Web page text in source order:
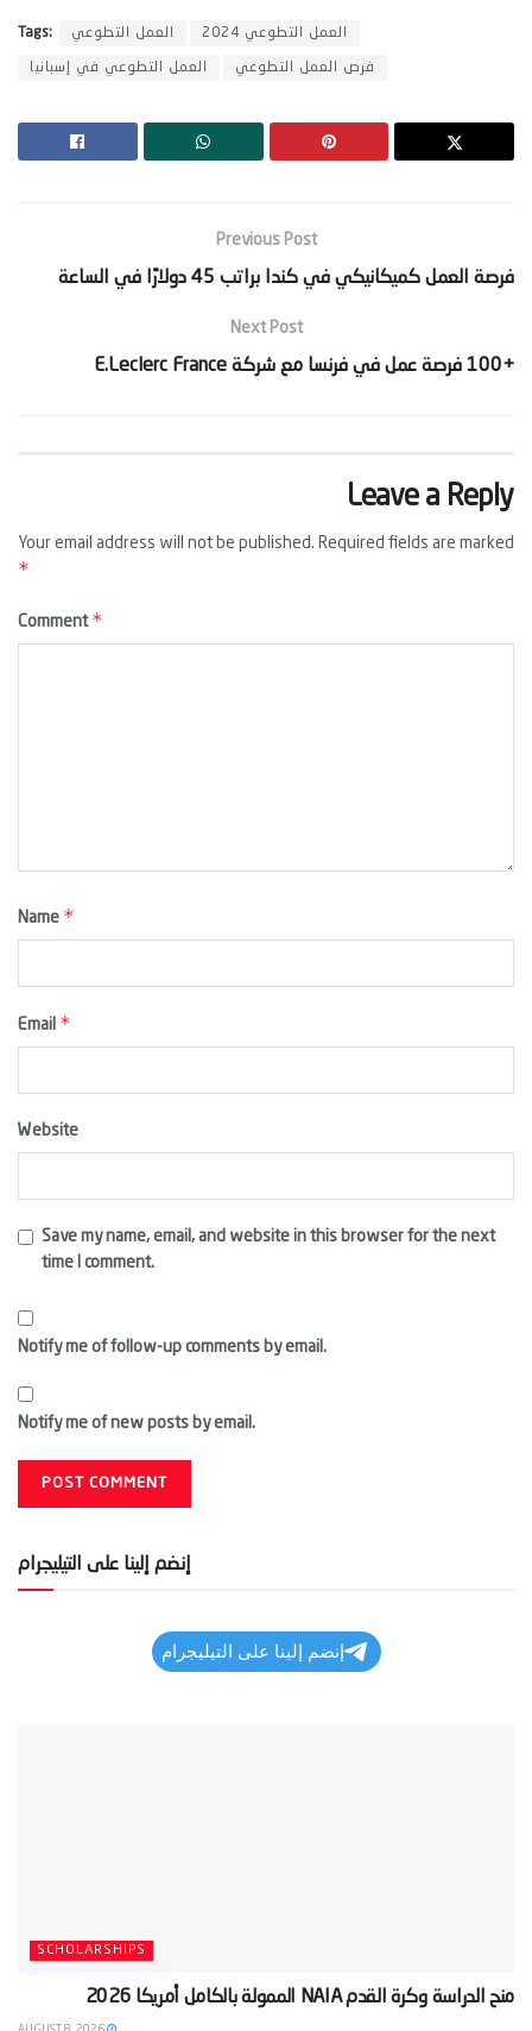
Tags: العمل التطوعي العمل التطوعي 2024
العمل التطوعي في إسبانيا فرص العمل التطوعي
Previous Post
‫فرصة العمل كميكانيكي في كندا براتب 45 دولارًا في الساعة‬
Next Post
‫+100 فرصة عمل في فرنسا مع شركة E.Leclerc France‬
Leave a Reply
Your email address will not be published. Required fields are marked
*
Comment *
Name *
Email *
Website
Save my name, email, and website in this browser for the next
time I comment.
Notify me of follow-up comments by email.
Notify me of new posts by email.
إنضم إلينا على التيليجرام
إنضم إلينا على التيليجرام
SCHOLARSHIPS
‫منح الدراسة وكرة القدم NAIA الممولة بالكامل أمريكا 2026‬